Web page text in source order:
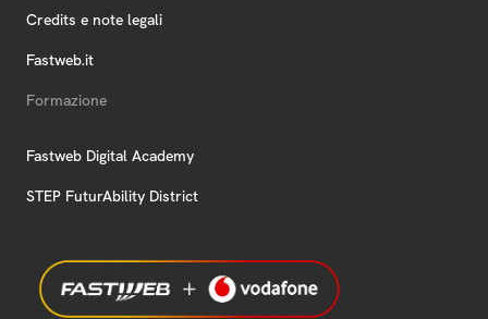
Credits e note legali
Fastweb.it
Formazione
Fastweb Digital Academy
STEP FuturAbility District